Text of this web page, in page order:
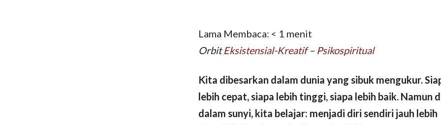
Lama Membaca: < 1 menit
OrbitEksistensial-Kreatif– Psikospiritual
Kita dibesarkan dalam dunia yang sibuk mengukur.
lebih cepat, siapa lebih tinggi, siapa lebih baik. Namun
dalam sunyi, kita belajar: menjadi diri sendiri jauh lebih